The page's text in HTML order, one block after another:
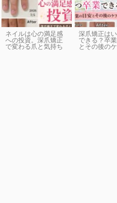
ネイルは心の満足感
への投資。深爪矯正
で変わる爪と気持ち
深爪矯正は
できる？卒
とその後の